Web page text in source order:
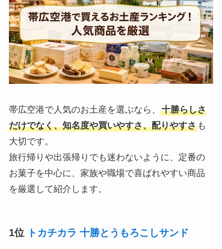
帯広空港で人気のお土産を選ぶなら、 十勝らしさ
だけでなく、知名度や買いやすさ、配りやすさも
大切です。
旅行帰りや出張帰りでも迷わないように、定番の
お菓子を中心に、家族や職場で喜ばれやすい商品
を厳選して紹介します。
1位 トカチカラ 十勝とうもろこしサンド